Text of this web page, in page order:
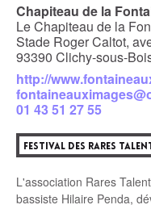
Chapiteau de la
Le Chapiteau de la
Stade Roger Caltot,
93390 Clichy-sous-
http://
01 43 51 27 55
FESTIVAL DES RARES
L'association Rares
bassiste Hilaire Penda,